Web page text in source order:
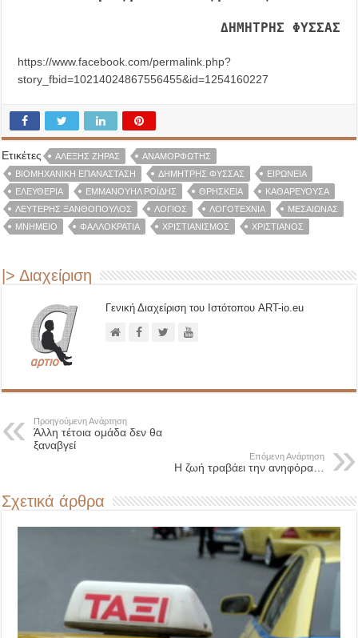
ΔΗΜΗΤΡΗΣ ΦΥΣΣΑΣ
https://www.facebook.com/permalink.php?
story_fbid=10214024867556455&id=1254160227
Ετικέτες ΑΛΈΞΗΣ ΖΉΡΑΣ
ΑΝΑΜΟΡΦΩΤΉΣ
ΒΙΟΜΗΧΑΝΙΚΉ ΕΠΑΝΆΣΤΑΣΗ
ΔΗΜΉΤΡΗΣ ΦΎΣΣΑΣ
ΕΙΡΩΝΕΊΑ
ΕΛΕΥΘΕΡΊΑ
ΕΜΜΑΝΟΥΉΛ ΡΟΪ́ΔΗΣ ΘΡΗΣΚΕΊΑ
ΚΑΘΑΡΕΎΟΥΣΑ
ΛΕΥΤΈΡΗΣ ΞΑΝΘΌΠΟΥΛΟΣ
ΛΌΓΙΟΣ ΛΟΓΟΤΕΧΝΊΑ
ΜΕΣΑΊΩΝΑΣ
ΜΝΗΜΕΊΟ
ΦΑΛΛΟΚΡΑΤΊΑ ΧΡΙΣΤΙΑΝΙΣΜΌΣ ΧΡΙΣΤΙΑΝΌΣ
|> Διαχείριση
Γενική Διαχείριση του Ιστότοπου ART-io.eu
Προηγούμενη Ανάρτηση
Άλλη τέτοια ομάδα δεν θα
ξαναβγεί
Επόμενη Ανάρτηση
Η ζωή τραβάει την ανηφόρα…
Σχετικά άρθρα